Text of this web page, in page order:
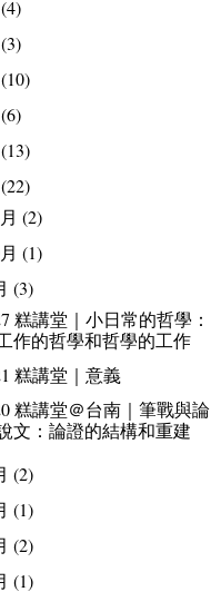
(4)
(3)
(10)
(6)
(13)
(22)
月(2)
月(1)
(3)
糕講堂｜小日常的哲學：
作的哲學和哲學的工作
糕講堂｜意義
糕講堂＠台南｜筆戰與論
文：論證的結構和重建
(2)
(1)
(2)
(1)